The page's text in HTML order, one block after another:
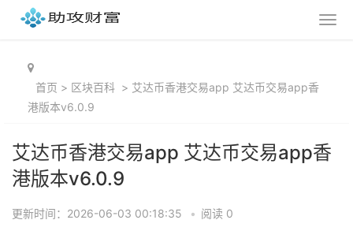
首页 > 区块百科 > 艾达币香港交易app 艾达币交易app香
港版本v6.0.9
艾达币香港交易app 艾达币交易app香
港版本v6.0.9
更新时间：2026-06-03 00:18:35 • 阅读 0